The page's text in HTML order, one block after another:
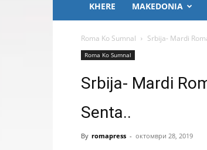
KHERE MAKEDONIA
Roma Ko Sumnal Srbija- Mardi
Roma Ko Sumnal
Srbija- Mardi
Senta..
By romapress - октомври 28, 2019